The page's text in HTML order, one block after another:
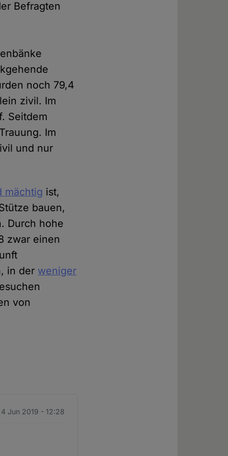
Befragten
noch 79,4
zivil. Im
Seitdem
Im
und nur
mächtig ist,
bauen,
Durch hohe
zwar einen
in der weniger
von
4 Jun 2019 - 12:28